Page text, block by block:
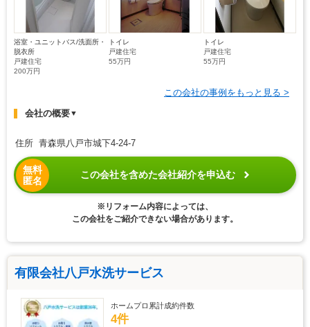
浴室・ユニットバス/洗面所・
脱衣所
戸建住宅
200万円
トイレ
戸建住宅
55万円
トイレ
戸建住宅
55万円
この会社の事例をもっと見る >
会社の概要▼
住所 青森県八戸市城下4-24-7
無料
匿名
この会社を含めた会社紹介を申込む
※リフォーム内容によっては、
この会社をご紹介できない場合があります。
有限会社八戸水洗サービス
ホームプロ累計成約件数
4件